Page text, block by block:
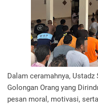
Dalam ceramahnya, Ustadz
Golongan Orang yang
pesan moral, motivasi,